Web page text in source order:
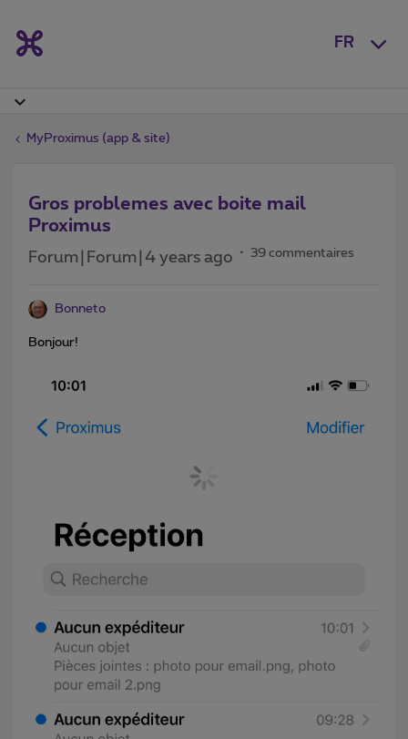
FR
MyProximus (app & site)
Gros problemes avec boite mail
Proximus
Forum|Forum|4 years ago 39 commentaires
Bonneto
Bonjour!